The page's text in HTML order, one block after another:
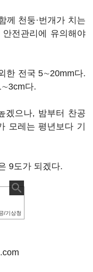
께 천둥·번개가 치는
전관리에 유의해야
한 전국 5∼20mm다.
다.
겠으나, 밤부터 찬공
모레는 평년보다 기
9도가 되겠다.
/기상청